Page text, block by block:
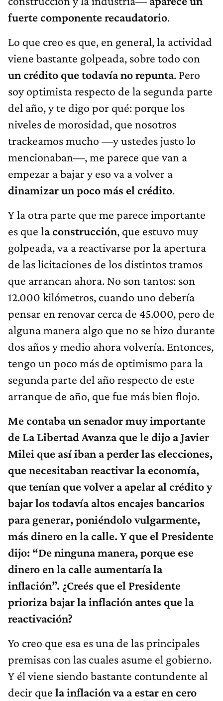
fuerte componente recaudatorio.
Lo que creo es que, en general, la actividad
viene bastante golpeada, sobre todo con
un crédito que todavía no repunta. Pero
soy optimista respecto de la segunda parte
del año, y te digo por qué: porque los
niveles de morosidad, que nosotros
trackeamos mucho —y ustedes justo lo
mencionaban—, me parece que van a
empezar a bajar y eso va a volver a
dinamizar un poco más el crédito.
Y la otra parte que me parece importante
es que la construcción, que estuvo muy
golpeada, va a reactivarse por la apertura
de las licitaciones de los distintos tramos
que arrancan ahora. No son tantos: son
12.000 kilómetros, cuando uno debería
pensar en renovar cerca de 45.000, pero de
alguna manera algo que no se hizo durante
dos años y medio ahora volvería. Entonces,
tengo un poco más de optimismo para la
segunda parte del año respecto de este
arranque de año, que fue más bien flojo.
Me contaba un senador muy importante
de La Libertad Avanza que le dijo a Javier
Milei que así iban a perder las elecciones,
que necesitaban reactivar la economía,
que tenían que volver a apelar al crédito y
bajar los todavía altos encajes bancarios
para generar, poniéndolo vulgarmente,
más dinero en la calle. Y que el Presidente
dijo: “De ninguna manera, porque ese
dinero en la calle aumentaría la
inflación”. ¿Creés que el Presidente
prioriza bajar la inflación antes que la
reactivación?
Yo creo que esa es una de las principales
premisas con las cuales asume el gobierno.
Y él viene siendo bastante contundente al
decir que la inflación va a estar en cero